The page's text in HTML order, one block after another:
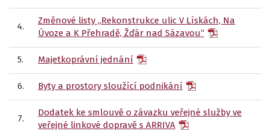
4.
Změnové listy „Rekonstrukce ulic V Lískách, Na
Úvoze a K Přehradě, Žďár nad Sázavou“
5. Majetkoprávní jednání
6. Byty a prostory sloužící podnikání
7.
Dodatek ke smlouvě o závazku veřejné služby ve
veřejné linkové dopravě s ARRIVA